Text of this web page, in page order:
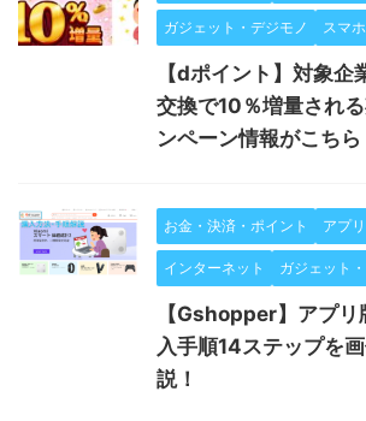
ガジェット・デジモノ スマホ
【dポイント】対象企
交換で10％増量され
ンペーン情報がこちら
お金・決済・ポイント アプ
インターネット ガジェット
【Gshopper】アプ
入手順14ステップを
説！